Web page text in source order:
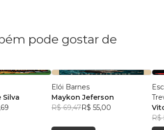
pode gostar de
Silva
Elói Barnes
Maykon Jeferson
R$ 69,47R$ 55,00
R$